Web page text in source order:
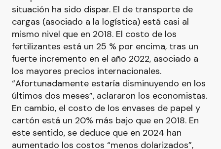
situación ha sido dispar. El de transporte de
cargas (asociado a la logística) está casi al
mismo nivel que en 2018. El costo de los
fertilizantes está un 25 % por encima, tras un
fuerte incremento en el año 2022, asociado a
los mayores precios internacionales.
“Afortunadamente estaría disminuyendo en los
últimos dos meses”, aclararon los economistas.
En cambio, el costo de los envases de papel y
cartón está un 20% más bajo que en 2018. En
este sentido, se deduce que en 2024 han
aumentado los costos “menos dolarizados”,